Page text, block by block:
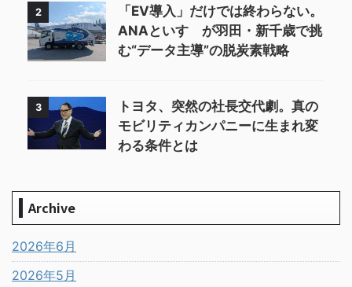
2
「EV導入」だけでは終わらない。
ANAといすゞが羽田・新千歳で挑
む“データ主導”の脱炭素戦略
3
トヨタ、突然の社長交代劇。真の
モビリティカンパニーに生まれ変
わる条件とは
Archive
2026年6月
2026年5月